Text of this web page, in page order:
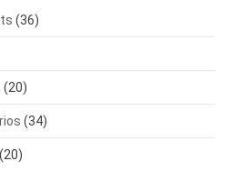
(36)
(20)
(34)
(20)